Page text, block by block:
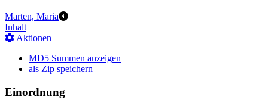
Marten, Maria
Inhalt
Aktionen
MD5 Summen anzeigen
als Zip speichern
Einordnung